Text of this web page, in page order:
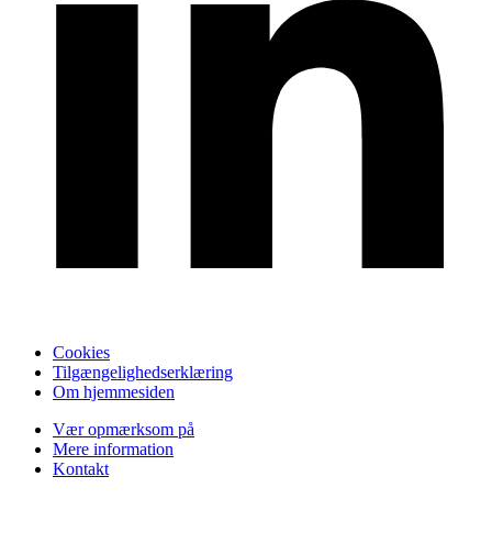
Cookies
Tilgængelighedserklæring
Om hjemmesiden
Vær opmærksom på
Mere information
Kontakt